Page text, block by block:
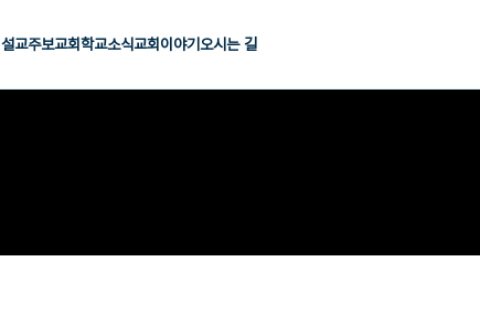
설교주보교회학교소식교회이야기 오시는 길